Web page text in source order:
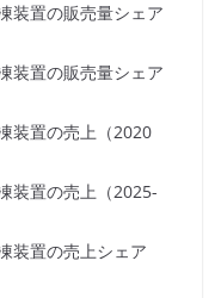
装置の販売量シェア
装置の販売量シェア
装置の売上（2020
装置の売上（2025-
装置の売上シェア